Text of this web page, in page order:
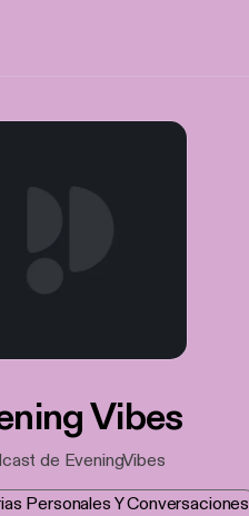
Vibes
de EveningVibes
Personales Y Conversaciones